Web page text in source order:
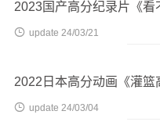
2023国产高分纪录片《看
 update 24/03/21
2022日本高分动画《灌篮
 update 24/03/04